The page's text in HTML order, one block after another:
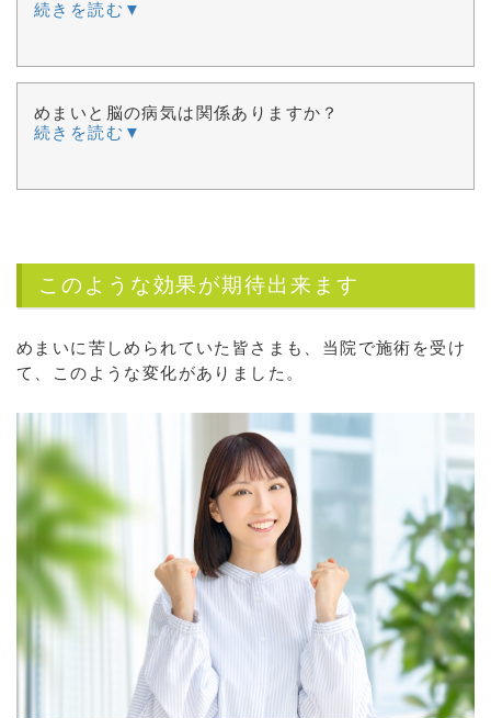
続きを読む▼
めまいと脳の病気は関係ありますか？
続きを読む▼
このような効果が期待出来ます
めまいに苦しめられていた皆さまも、当院で施術を受け
て、このような変化がありました。